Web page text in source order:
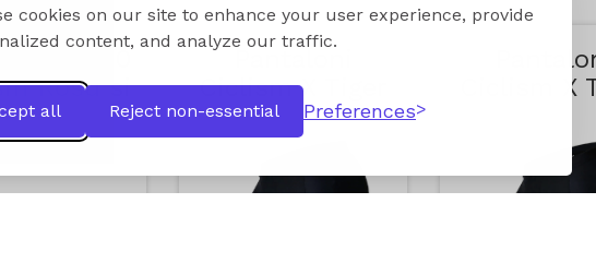
cookies on our site to enhance your user experience, provide
content, and analyze our traffic.
all Reject non-essential Preferences
UV400
Rosu si
Ciclism X Tiger
Albastru si
Rosu
Ciclism X